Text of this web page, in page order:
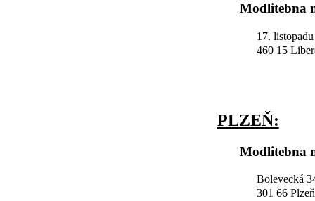
Modlitebna
17.
460 15
PLZEŇ:
Modlitebna
Bolevecká
301 66 Plzeň